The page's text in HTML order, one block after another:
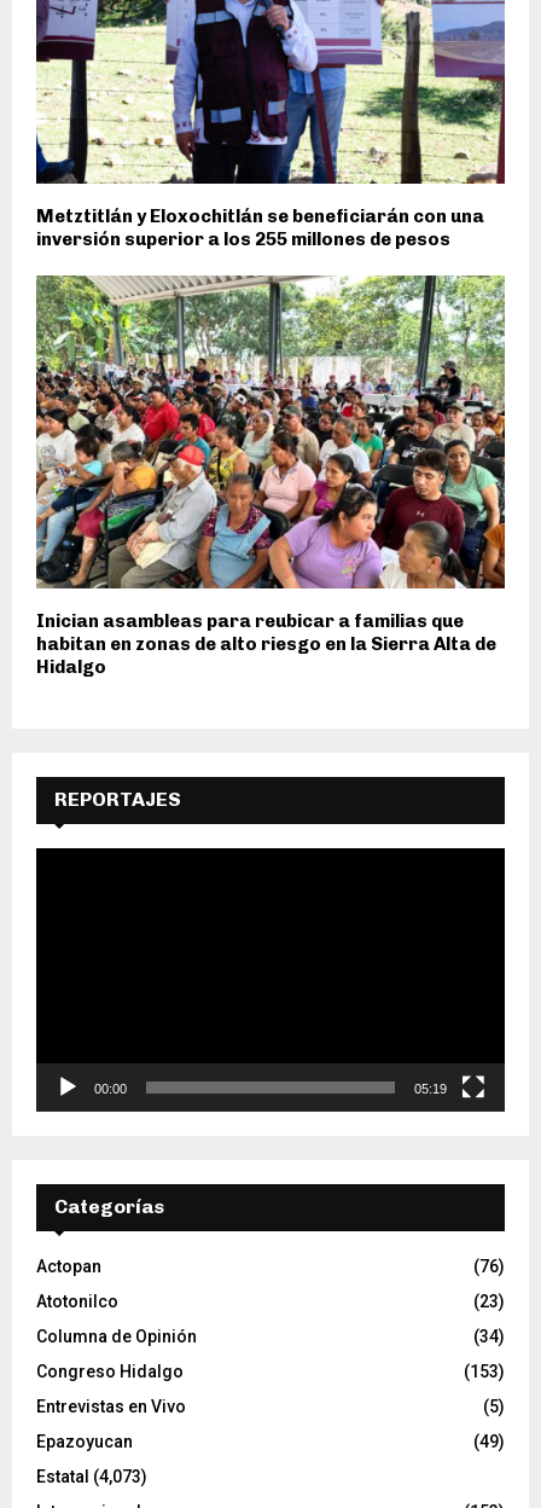
Metztitlán y Eloxochitlán se beneficiarán con una
inversión superior a los 255 millones de pesos
Inician asambleas para reubicar a familias que
habitan en zonas de alto riesgo en la Sierra Alta de
Hidalgo
REPORTAJES
t
r
v
e
o
00:00 05:19
Categorías
Actopan
(76)
Atotonilco
(23)
Columna de Opinión
(34)
Congreso Hidalgo
(153)
Entrevistas en Vivo
(5)
Epazoyucan
(49)
Estatal (4,073)